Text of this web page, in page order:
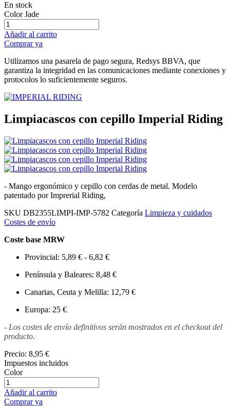
En stock
Color Jade
Añadir al carrito
Comprar ya
Utilizamos una pasarela de pago segura, Redsys BBVA, que
garantiza la integridad en las comunicaciones mediante conexiones y
protocolos lo suficientemente seguros.
Limpiacascos con cepillo Imperial Riding
- Mango ergonómico y cepillo con cerdas de metal. Modelo
patentado por Imprerial Riding,
SKU DB2355LIMPI-IMP-5782 Categoría Limpieza y cuidados
Costes de envío
Coste base MRW
Provincial: 5,89 € - 6,82 €
Península y Baleares: 8,48 €
Canarias, Ceuta y Melilla: 12,79 €
Europa: 25 €
- Los costes de envío definitivos serán mostrados en el checkout del
producto.
Precio: 8,95 €
Impuestos incluidos
Color
Añadir al carrito
Comprar ya